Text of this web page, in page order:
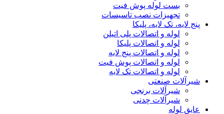
بست لوله پوش فیت
تجهیزات نصب تاسیسات
پنج لایه، تک لایه، پلیکا
لوله و اتصالات پلی اتیلن
لوله و اتصالات پلیکا
لوله و اتصالات پنج لایه
لوله و اتصالات پوش فیت
لوله و اتصالات تک لایه
شیرآلات صنعتی
شیرآلات برنجی
شیرآلات چدنی
عایق لوله